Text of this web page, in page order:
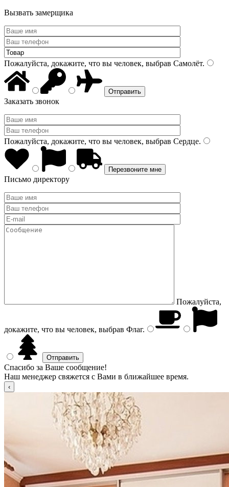
Вызвать замерщика
Пожалуйста, докажите, что вы человек, выбрав Самолёт.
Заказать звонок
Пожалуйста, докажите, что вы человек, выбрав Сердце.
Письмо директору
Пожалуйста,
докажите, что вы человек, выбрав Флаг.
Спасибо за Ваше сообщение!
Наш менеджер свяжется с Вами в ближайшее время.